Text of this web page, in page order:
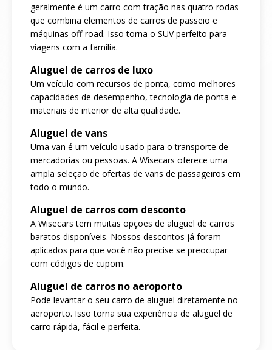
geralmente é um carro com tração nas quatro rodas
que combina elementos de carros de passeio e
máquinas off-road. Isso torna o SUV perfeito para
viagens com a família.
Aluguel de carros de luxo
Um veículo com recursos de ponta, como melhores
capacidades de desempenho, tecnologia de ponta e
materiais de interior de alta qualidade.
Aluguel de vans
Uma van é um veículo usado para o transporte de
mercadorias ou pessoas. A Wisecars oferece uma
ampla seleção de ofertas de vans de passageiros em
todo o mundo.
Aluguel de carros com desconto
A Wisecars tem muitas opções de aluguel de carros
baratos disponíveis. Nossos descontos já foram
aplicados para que você não precise se preocupar
com códigos de cupom.
Aluguel de carros no aeroporto
Pode levantar o seu carro de aluguel diretamente no
aeroporto. Isso torna sua experiência de aluguel de
carro rápida, fácil e perfeita.